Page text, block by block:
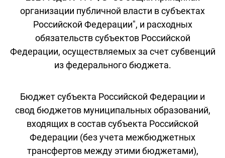
организации публичной власти в субъектах
Российской Федерации", и расходных
обязательств субъектов Российской
Федерации, осуществляемых за счет субвенций
из федерального бюджета.
Бюджет субъекта Российской Федерации и
свод бюджетов муниципальных образований,
входящих в состав субъекта Российской
Федерации (без учета межбюджетных
трансфертов между этими бюджетами),